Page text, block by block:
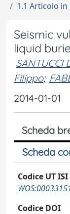
1.1 Articolo in
Seismic
liquid
SANTUCCI
Filippo;
2014-01-01
Scheda
Scheda
Codice UT ISI
Codice DOI